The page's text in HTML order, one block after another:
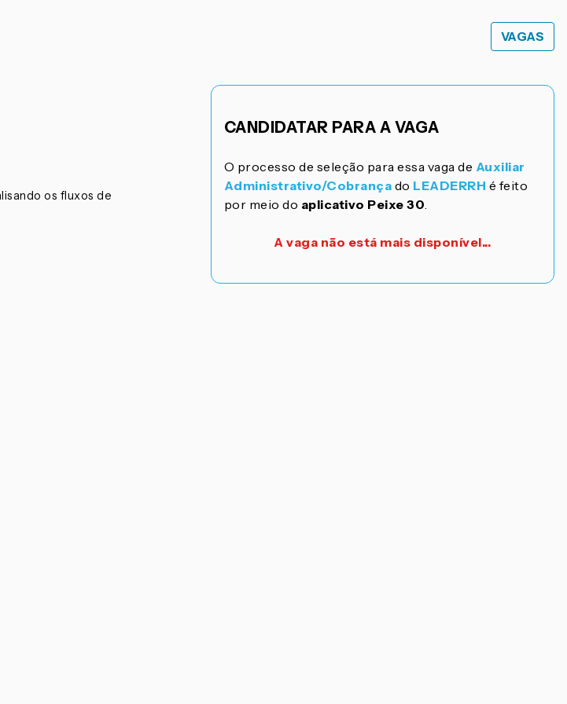
VAGAS
os fluxos de
CANDIDATAR PARA A VAGA
O processo de seleção para essa vaga de Auxiliar
Administrativo/Cobrança do LEADERRH é feito
por meio do aplicativo Peixe 30.
A vaga não está mais disponível...